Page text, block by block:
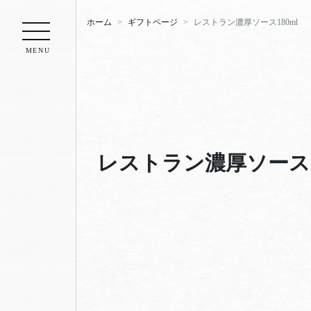
MENU
ホーム ギフトページ レストラン濃厚ソース180ml
レストラン濃厚ソー